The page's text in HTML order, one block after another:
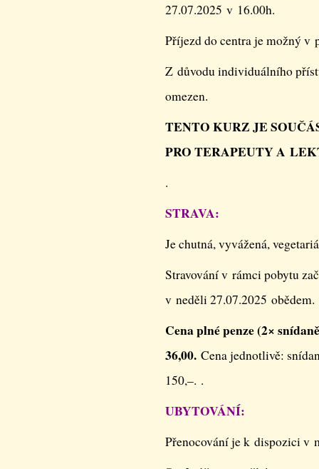
27.07.2025 v 16­.00h.
Příjezd do centra je možný v
Z důvodu individuálního
omezen.
TENTO KURZ JE
PRO TERAPEUTY A
.
STRAVA:
Je chutná, vyvážená,
Stravování v rámci pobytu
v neděli 27.07.2025 obědem.
Cena plné penze (2×
36,00. Cena jednotlivě:
150,–. .
UBYTOVÁNÍ:
Přenocování je k dispozici v